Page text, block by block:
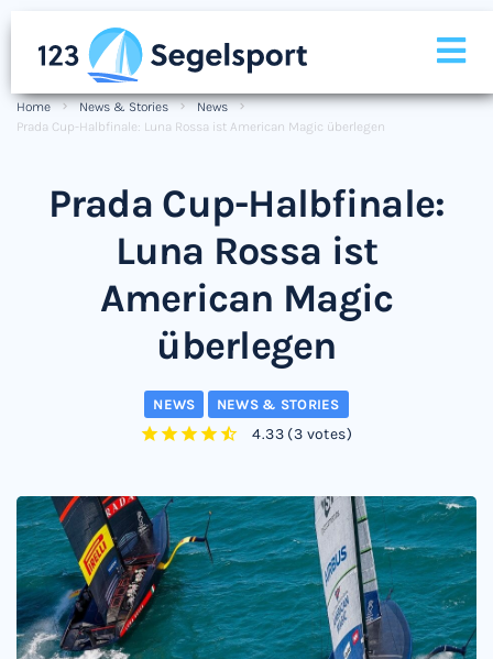
Home News & Stories
News
Prada Cup-Halbfinale: Luna Rossa ist American Magic überlegen
Prada Cup-Halbfinale:
Luna Rossa ist
American Magic
überlegen
NEWS NEWS & STORIES
4.33(3 votes)